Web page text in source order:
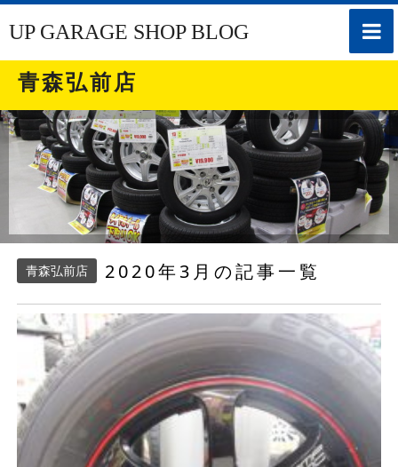
toggle
UP GARAGE SHOP BLOG
青森弘前店
青森弘前店 2020年3月の記事一覧